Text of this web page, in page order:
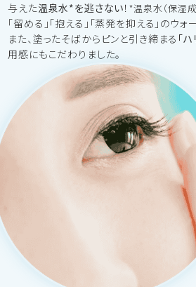
与えた温泉水*を逃さない！*温泉水（保湿成
「留める」「抱える」「蒸発を抑える」のウォ
また、塗ったそばからピンと引き締まる 「
用感にもこだわりました。